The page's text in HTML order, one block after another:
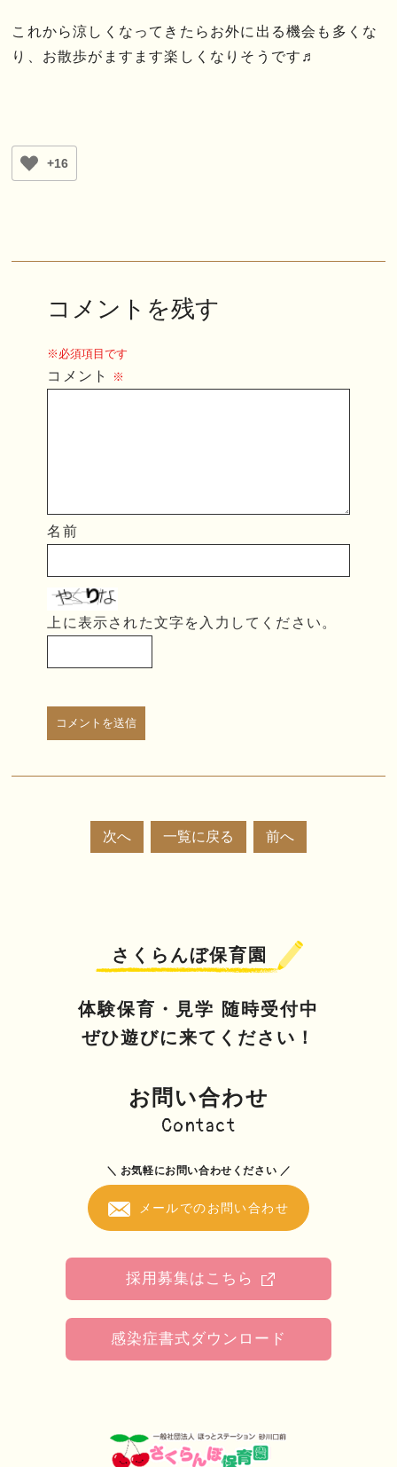
これから涼しくなってきたらお外に出る機会も多くな
り、お散歩がますます楽しくなりそうです♬
+16
コメントを残す
※必須項目です
コメント ※
名前
上に表示された文字を入力してください。
次へ 一覧に戻る 前へ
さくらんぼ保育園
体験保育・見学 随時受付中
ぜひ遊びに来てください！
お問い合わせ
Contact
＼ お気軽にお問い合わせください ／
メールでのお問い合わせ
採用募集はこちら
感染症書式ダウンロード